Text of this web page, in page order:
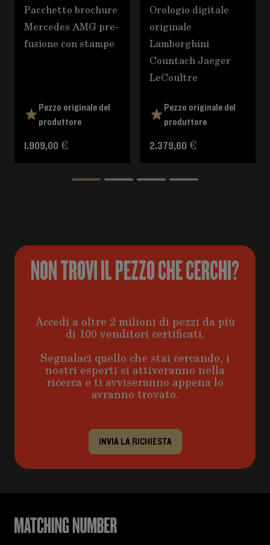
Pacchetto brochure
Mercedes AMG pre-
fusione con stampe
Pezzo originale del
produttore
1.909,00 €
Orologio digitale
originale
Lamborghini
Countach Jaeger
LeCoultre
Pezzo originale del
produttore
2.379,60 €
NON TROVI IL PEZZO CHE CERCHI?
Accedi a oltre 2 milioni di pezzi da più
di 100 venditori certificati.
Segnalaci quello che stai cercando, i
nostri esperti si attiveranno nella
ricerca e ti avviseranno appena lo
avranno trovato.
INVIA LA RICHIESTA